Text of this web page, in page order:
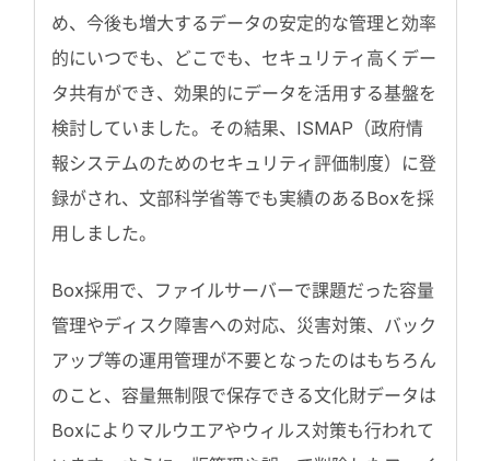
め、今後も増大するデータの安定的な管理と効率
的にいつでも、どこでも、セキュリティ高くデー
タ共有ができ、効果的にデータを活用する基盤を
検討していました。その結果、ISMAP（政府情
報システムのためのセキュリティ評価制度）に登
録がされ、文部科学省等でも実績のあるBoxを採
用しました。
Box採用で、ファイルサーバーで課題だった容量
管理やディスク障害への対応、災害対策、バック
アップ等の運用管理が不要となったのはもちろん
のこと、容量無制限で保存できる文化財データは
Boxによりマルウエアやウィルス対策も行われて